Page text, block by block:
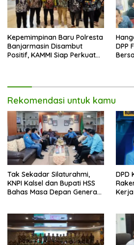
Kepemimpinan Baru Polresta
Banjarmasin Disambut
Positif, KAMMI Siap Perkuat
DPP
Rekomendasi untuk kamu
Tak Sekadar Silaturahmi,
KNPI Kalsel dan Bupati HSS
Bahas Masa Depan Generasi
DPD